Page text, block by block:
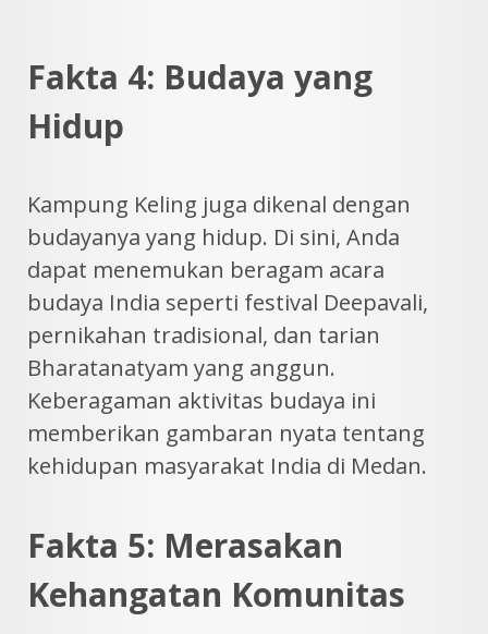
Fakta 4: Budaya yang
Hidup
Kampung Keling juga dikenal dengan
budayanya yang hidup. Di sini, Anda
dapat menemukan beragam acara
budaya India seperti festival Deepavali,
pernikahan tradisional, dan tarian
Bharatanatyam yang anggun.
Keberagaman aktivitas budaya ini
memberikan gambaran nyata tentang
kehidupan masyarakat India di Medan.
Fakta 5: Merasakan
Kehangatan Komunitas